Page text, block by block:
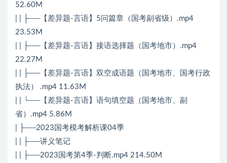
52.60M
| | ├──【差异题-言语】5问篇章（国考副省级）.mp4
23.53M
| | ├──【差异题-言语】接语选择题（国考地市）.mp4
22.27M
| | ├──【差异题-言语】双空成语题（国考地市、国考行政
执法） .mp4 11.63M
| | └──【差异题-言语】语句填空题（国考地市、副
省）.mp4 5.86M
| ├──2023国考模考解析课04季
| | ├──讲义笔记
| | ├──2023国考第4季-判断.mp4 214.50M